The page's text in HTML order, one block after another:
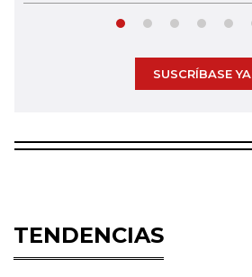
SUSCRÍBASE YA
TENDENCIAS